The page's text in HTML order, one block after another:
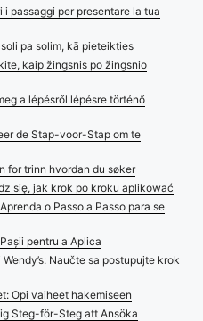
i passaggi per presentare la tua
pa solim, kā pieteikties
kaip žingsnis po žingsnio
a lépésről lépésre történő
de Stap-voor-Stap om te
for trinn hvordan du søker
się, jak krok po kroku aplikować
o Passo a Passo para se
pentru a Aplica
Naučte sa postupujte krok
Opi vaiheet hakemiseen
Steg-för-Steg att Ansöka